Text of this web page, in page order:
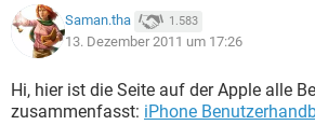
Saman.tha 1.583
13. Dezember 2011 um 17:26
Hi, hier ist die Seite auf der Apple alle
zusammenfasst: iPhone